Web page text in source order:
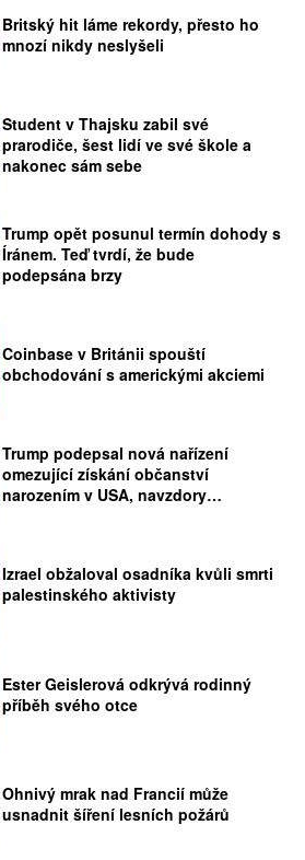
Britský hit láme rekordy, přesto ho
mnozí nikdy neslyšeli
Student v Thajsku zabil své
prarodiče, šest lidí ve své škole a
nakonec sám sebe
Trump opět posunul termín dohody s
Íránem. Teď tvrdí, že bude
podepsána brzy
Coinbase v Británii spouští
obchodování s americkými akciemi
Trump podepsal nová nařízení
omezující získání občanství
narozením v USA, navzdory
Izrael obžaloval osadníka kvůli smrti
palestinského aktivisty
Ester Geislerová odkrývá rodinný
příběh svého otce
Ohnivý mrak nad Francií může
usnadnit šíření lesních požárů